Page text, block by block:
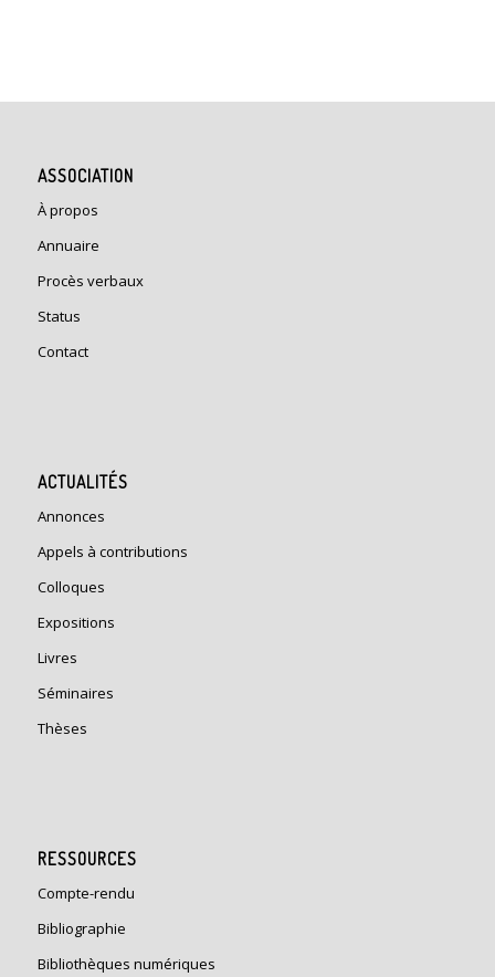
ASSOCIATION
À propos
Annuaire
Procès verbaux
Status
Contact
ACTUALITÉS
Annonces
Appels à contributions
Colloques
Expositions
Livres
Séminaires
Thèses
RESSOURCES
Compte-rendu
Bibliographie
Bibliothèques numériques